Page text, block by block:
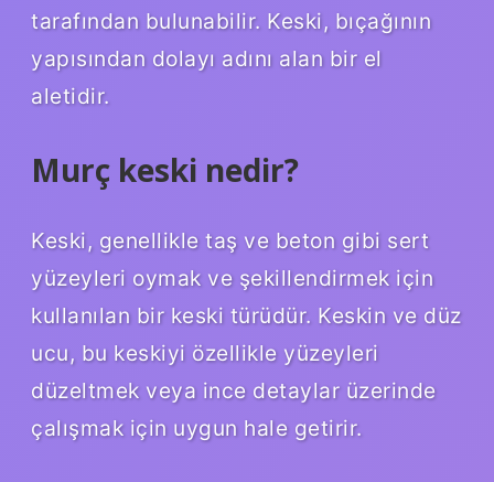
tarafından bulunabilir. Keski, bıçağının
yapısından dolayı adını alan bir el
aletidir.
Murç keski nedir?
Keski, genellikle taş ve beton gibi sert
yüzeyleri oymak ve şekillendirmek için
kullanılan bir keski türüdür. Keskin ve düz
ucu, bu keskiyi özellikle yüzeyleri
düzeltmek veya ince detaylar üzerinde
çalışmak için uygun hale getirir.